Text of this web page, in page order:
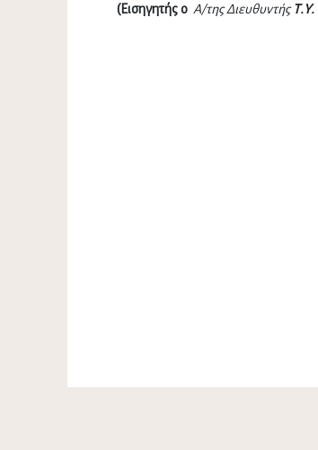
(Εισηγητής ο Α/της ΔιευθυντήςΤ.Υ.